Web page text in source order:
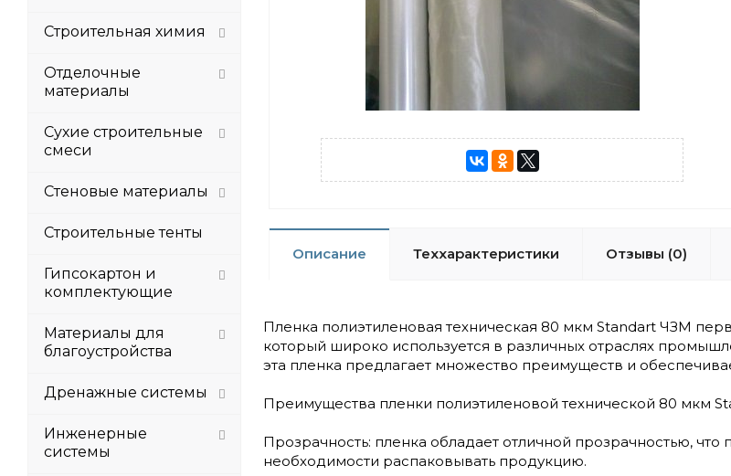
Описание Теххарактеристики Отзывы (0)
Пленка полиэтиленовая техническая 80 мкм Standart ЧЗМ
который широко используется в различных отраслях
эта пленка предлагает множество преимуществ и
Преимущества пленки полиэтиленовой технической 80 мкм
Прозрачность: пленка обладает отличной прозрачностью,
необходимости распаковывать продукцию.
Строительная химия
Отделочные
материалы
Сухие строительные
смеси
Стеновые материалы
Строительные тенты
Гипсокартон и
комплектующие
Материалы для
благоустройства
Дренажные системы
Инженерные
системы